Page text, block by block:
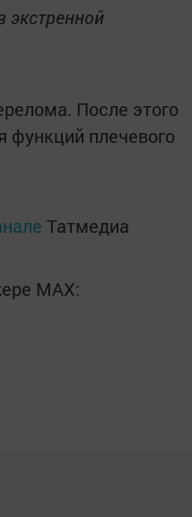
экстренной
После этого
функций плечевого
Татмедиа
MАХ: